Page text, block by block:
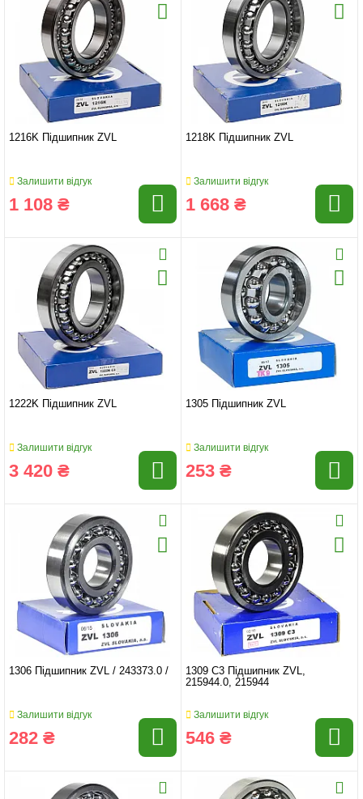
1216K Підшипник ZVL
Залишити відгук
1 108 ₴
1218K Підшипник ZVL
Залишити відгук
1 668 ₴
1222K Підшипник ZVL
Залишити відгук
3 420 ₴
1305 Підшипник ZVL
Залишити відгук
253 ₴
1306 Підшипник ZVL / 243373.0 /
Залишити відгук
282 ₴
1309 C3 Підшипник ZVL,
215944.0, 215944
Залишити відгук
546 ₴